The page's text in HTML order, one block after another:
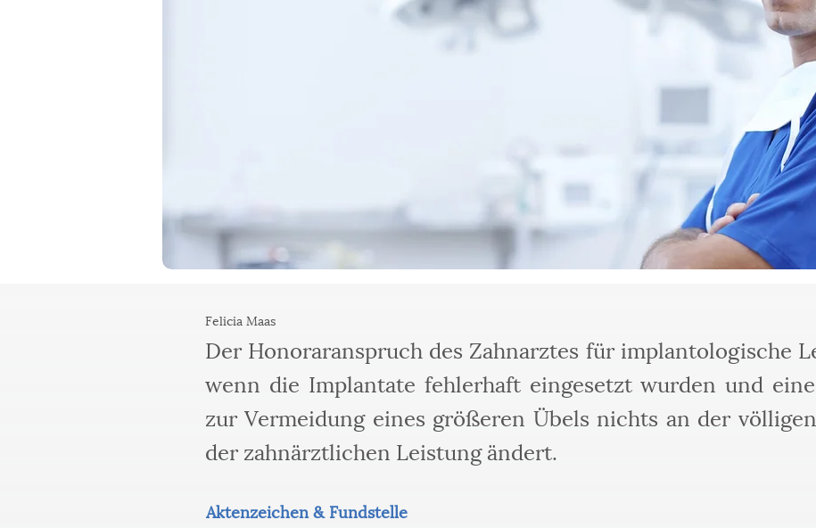
Felicia Maas
Der Honoraranspruch des Zahnarztes für implantologische
wenn die Implantate fehlerhaft eingesetzt wurden und
zur Vermeidung eines größeren Übels nichts an der
der zahnärztlichen Leistung ändert.
Aktenzeichen & Fundstelle